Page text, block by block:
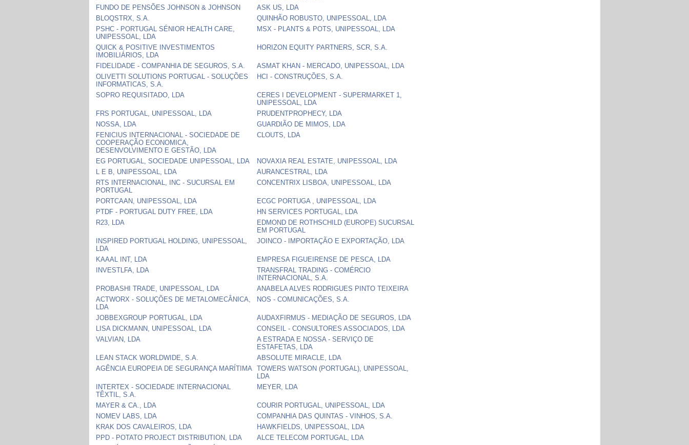
FUNDO DE PENSÕES JOHNSON & JOHNSON
ASK US, LDA
BLOQSTRX, S.A.
QUINHÃO ROBUSTO, UNIPESSOAL, LDA
PSHC - PORTUGAL SÉNIOR HEALTH CARE,
UNIPESSOAL, LDA
MSX - PLANTS & POTS, UNIPESSOAL, LDA
QUICK & POSITIVE INVESTIMENTOS
IMOBILIÁRIOS, LDA
HORIZON EQUITY PARTNERS, SCR, S.A.
FIDELIDADE - COMPANHIA DE SEGUROS, S.A.
ASMAT KHAN - MERCADO, UNIPESSOAL, LDA
OLIVETTI SOLUTIONS PORTUGAL - SOLUÇÕES
INFORMATICAS, S.A.
HCI - CONSTRUÇÕES, S.A.
SOPRO REQUISITADO, LDA
CERES I DEVELOPMENT - SUPERMARKET 1,
UNIPESSOAL, LDA
FRS PORTUGAL, UNIPESSOAL, LDA
PRUDENTPROPHECY, LDA
NOSSA, LDA
GUARDIÃO DE MIMOS, LDA
FENICIUS INTERNACIONAL - SOCIEDADE DE
COOPERAÇÃO ECONOMICA,
DESENVOLVIMENTO E GESTÃO, LDA
CLOUTS, LDA
EG PORTUGAL, SOCIEDADE UNIPESSOAL, LDA
NOVAXIA REAL ESTATE, UNIPESSOAL, LDA
L E B, UNIPESSOAL, LDA
AURANCESTRAL, LDA
RTS INTERNACIONAL, INC - SUCURSAL EM
PORTUGAL
CONCENTRIX LISBOA, UNIPESSOAL, LDA
PORTCAAN, UNIPESSOAL, LDA
ECGC PORTUGA , UNIPESSOAL, LDA
PTDF - PORTUGAL DUTY FREE, LDA
HN SERVICES PORTUGAL, LDA
R23, LDA
EDMOND DE ROTHSCHILD (EUROPE) SUCURSAL
EM PORTUGAL
INSPIRED PORTUGAL HOLDING, UNIPESSOAL,
LDA
JOINCO - IMPORTAÇÃO E EXPORTAÇÃO, LDA
KAAAL INT, LDA
EMPRESA FIGUEIRENSE DE PESCA, LDA
INVESTLFA, LDA
TRANSFRAL TRADING - COMÉRCIO
INTERNACIONAL, S.A.
PROBASHI TRADE, UNIPESSOAL, LDA
ANABELA ALVES RODRIGUES PINTO TEIXEIRA
ACTWORX - SOLUÇÕES DE METALOMECÂNICA,
LDA
NOS - COMUNICAÇÕES, S.A.
JOBBEXGROUP PORTUGAL, LDA
AUDAXFIRMUS - MEDIAÇÃO DE SEGUROS, LDA
LISA DICKMANN, UNIPESSOAL, LDA
CONSEIL - CONSULTORES ASSOCIADOS, LDA
VALVIAN, LDA
A ESTRADA E NOSSA - SERVIÇO DE
ESTAFETAS, LDA
LEAN STACK WORLDWIDE, S.A.
ABSOLUTE MIRACLE, LDA
AGÊNCIA EUROPEIA DE SEGURANÇA MARÍTIMA
TOWERS WATSON (PORTUGAL), UNIPESSOAL,
LDA
INTERTEX - SOCIEDADE INTERNACIONAL
TÊXTIL, S.A.
MEYER, LDA
MAYER & CA., LDA
COURIR PORTUGAL, UNIPESSOAL, LDA
NOMEV LABS, LDA
COMPANHIA DAS QUINTAS - VINHOS, S.A.
KRAK DOS CAVALEIROS, LDA
HAWKFIELDS, UNIPESSOAL, LDA
PPD - POTATO PROJECT DISTRIBUTION, LDA
ALCE TELECOM PORTUGAL, LDA